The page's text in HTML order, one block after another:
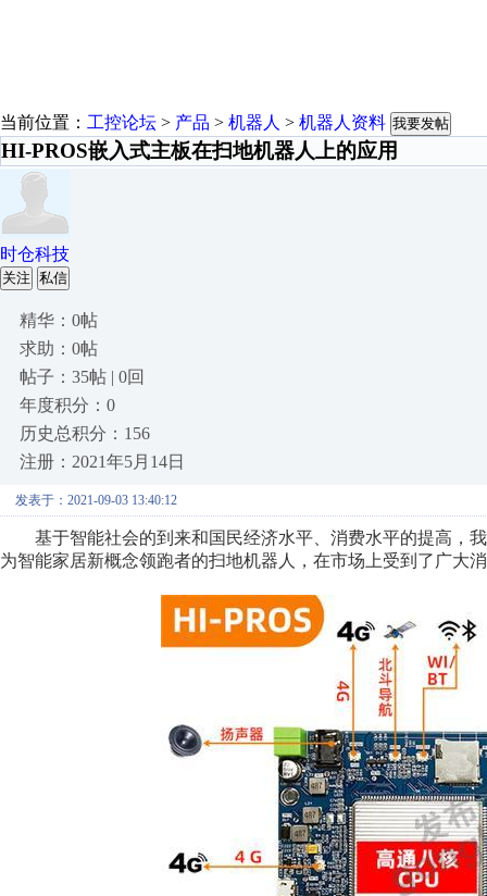
当前位置： 工控论坛 > 产品 > 机器人 > 机器人资料 我要发帖
HI-PROS嵌入式主板在扫地机器人上的应用
时仓科技
关注 私信
精华：0帖
求助：0帖
帖子：35帖 | 0回
年度积分：0
历史总积分：156
注册：2021年5月14日
发表于：2021-09-03 13:40:12
基于智能社会的到来和国民经济水平、消费水平的提高，
为智能家居新概念领跑者的扫地机器人，在市场上受到了广大